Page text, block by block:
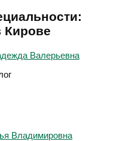
Кирове
Валерьевна
Владимировна